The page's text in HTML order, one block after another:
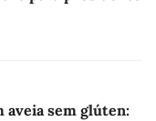
aveia sem glúten: